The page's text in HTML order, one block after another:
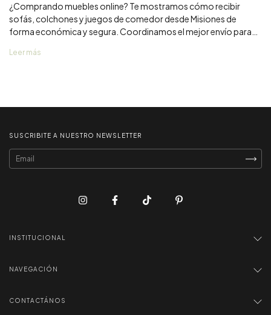
¿Comprando muebles online? Te mostramos cómo recibir
sofás, colchones y juegos de comedor desde Misiones de
forma económica y segura. Coordinamos el mejor envío para
Leer más
SUSCRIBITE A NUESTRO NEWSLETTER
INSTITUCIONAL
NAVEGACIÓN
CONTACTÁNOS